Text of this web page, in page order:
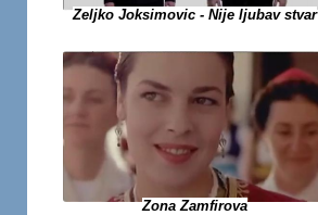
Zeljko Joksimovic - Nije ljubav stvar
Zona Zamfirova